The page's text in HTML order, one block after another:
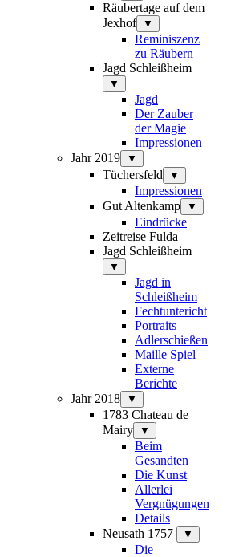
Räubertage auf dem
Jexhof
▼
Reminiszenz
zu Räubern
Jagd Schleißheim
▼
Jagd
Der Zauber
der Magie
Impressionen
Jahr 2019
▼
Tüchersfeld ▼
Impressionen
Gut Altenkamp
▼
Eindrücke
Zeitreise Fulda
Jagd Schleißheim
▼
Jagd in
Schleißheim
Fechtuntericht
Portraits
Adlerschießen
Maille Spiel
Externe
Berichte
Jahr 2018
▼
1783 Chateau de
Mairy
▼
Beim
Gesandten
Die Kunst
Allerlei
Vergnügungen
Details
Neusath 1757
▼
Die